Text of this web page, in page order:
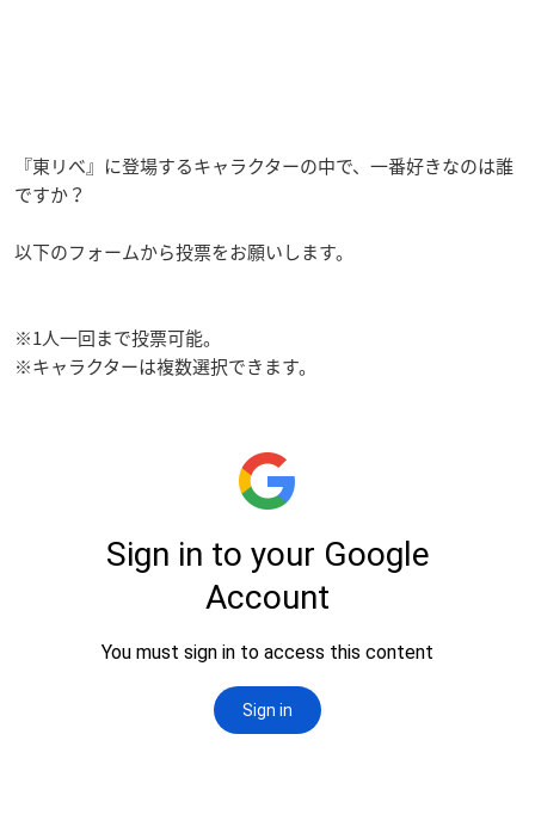
『東リべ』に登場するキャラクターの中で、一番好きなのは誰
ですか？
以下のフォームから投票をお願いします。
※1人一回まで投票可能。
※キャラクターは複数選択できます。